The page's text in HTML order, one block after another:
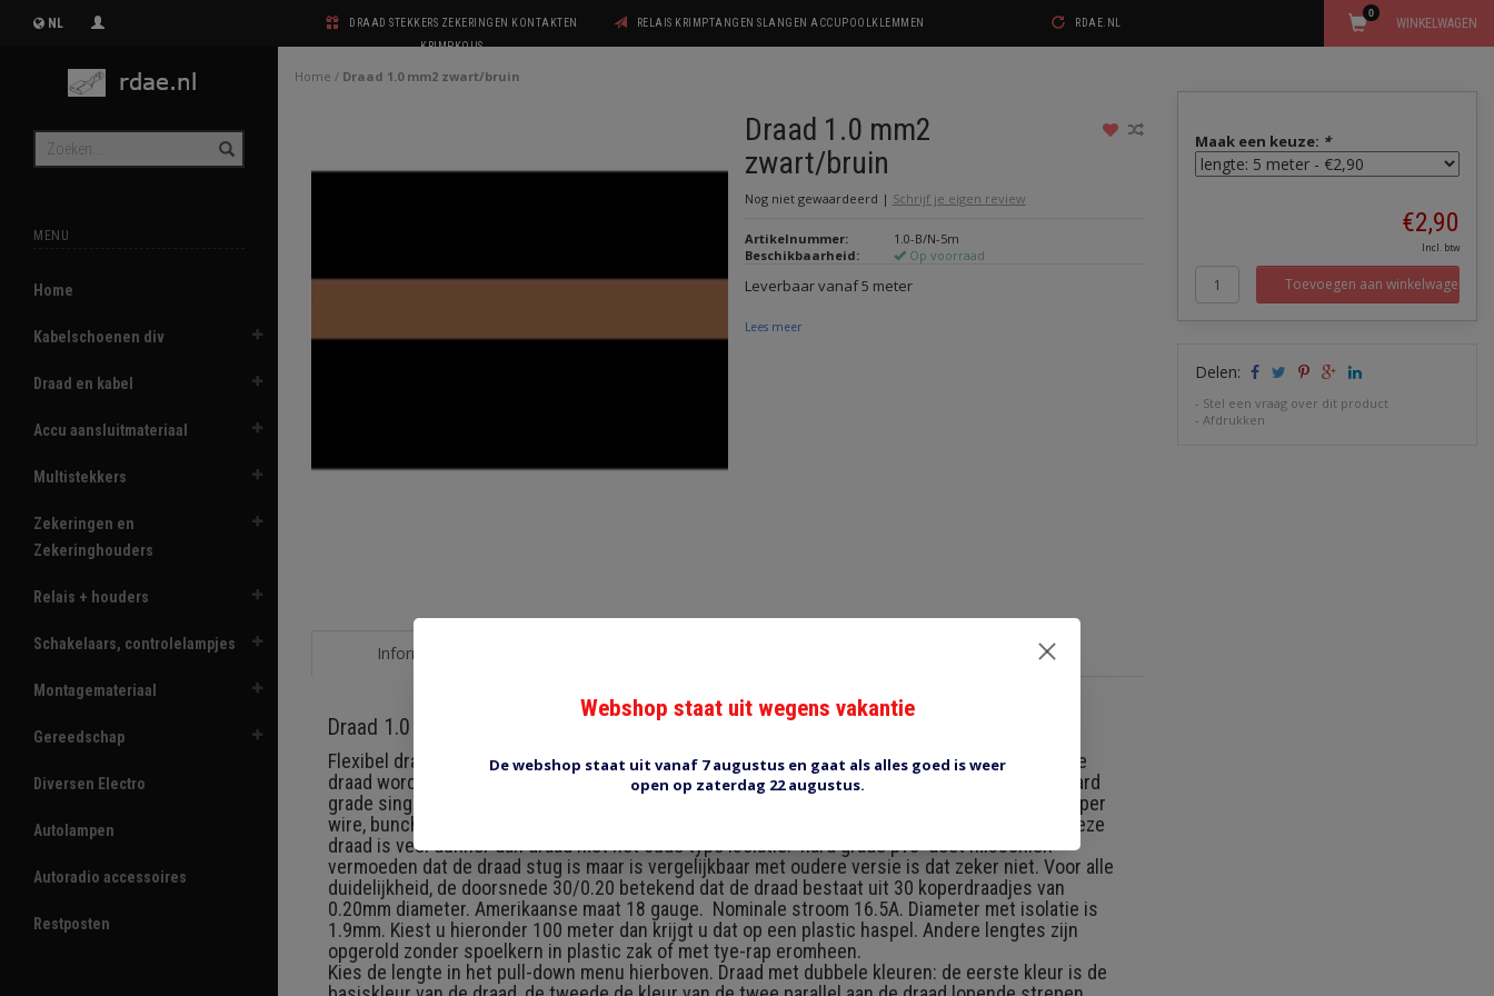
NL
DRAAD STEKKERS ZEKERINGEN KONTAKTEN
KRIMPKOUS
RELAIS KRIMPTANGEN SLANGEN ACCUPOOLKLEMMEN RDAE.NL WINKELWAGEN
0
MENU
Home
Kabelschoenen div
Draad en kabel
Accu aansluitmateriaal
Multistekkers
Zekeringen en
Zekeringhouders
Relais + houders
Schakelaars, controlelampjes
Montagemateriaal
Gereedschap
Diversen Electro
Autolampen
Autoradio accessoires
Restposten
Home / Draad 1.0 mm2 zwart/bruin
Draad 1.0 mm2
zwart/bruin
Nog niet gewaardeerd | Schrijf je eigen review
Artikelnummer:
1.0-B/N-5m
Beschikbaarheid:
Op voorraad
Leverbaar vanaf 5 meter
Lees meer
Informatie
Draad 1.0 mm2 zwart/bruin
Flexibel draad 1.0 mm2. Flexibele draad met dunne PVC isolatie. Draad met dunne isolatie: Deze
draad wordt de laatste 20 jaar toegepast in auto's etc. Een stukje uit de catalogus: Thin wall hard
grade single core cable to: ISO6722:2002. Conductors of high conductivity plain annealed copper
wire, bunched conductors, insulated with hard grade PVC. Temp -45 tot 105 graden celcius. Deze
draad is veel dunner dan draad met het oude type isolatie. 'hard grade pvc' doet misschien
vermoeden dat de draad stug is maar is vergelijkbaar met oudere versie is dat zeker niet. Voor alle
duidelijkheid, de doorsnede 30/0.20 betekend dat de draad bestaat uit 30 koperdraadjes van
0.20mm diameter. Amerikaanse maat 18 gauge. Nominale stroom 16.5A. Diameter met isolatie is
1.9mm. Kiest u hieronder 100 meter dan krijgt u dat op een plastic haspel. Andere lengtes zijn
opgerold zonder spoelkern in plastic zak of met tye-rap eromheen.
Kies de lengte in het pull-down menu hierboven. Draad met dubbele kleuren: de eerste kleur is de
Maak een keuze: *
€2,90
Incl. btw
Toevoegen aan winkelwagen
Delen:
- Stel een vraag over dit product
-Afdrukken
Webshop staat uit wegens vakantie
De webshop staat uit vanaf 7 augustus en gaat als alles goed is weer
open op zaterdag 22 augustus.